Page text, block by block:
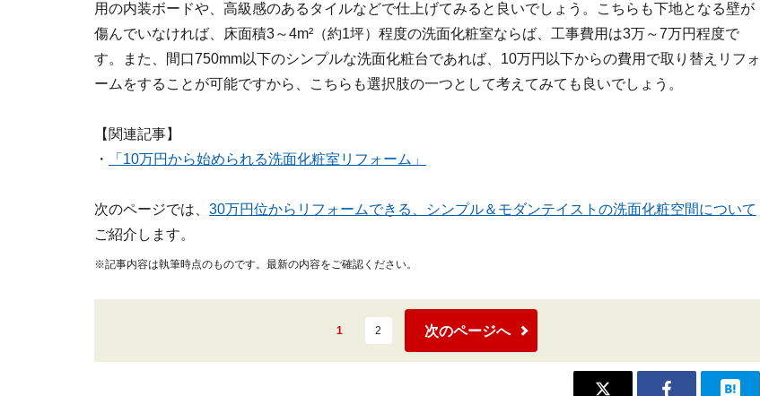
用の内装ボードや、高級感のあるタイルなどで仕上げてみると良いでしょう。こちらも下地となる壁が
傷んでいなければ、床面積3～4m²（約1坪）程度の洗面化粧室ならば、工事費用は3万～7万円程度で
す。また、間口750mm以下のシンプルな洗面化粧台であれば、10万円以下からの費用で取り替えリフォ
ームをすることが可能ですから、こちらも選択肢の一つとして考えてみても良いでしょう。
【関連記事】
・
「10万円から始められる洗面化粧室リフォーム」
次のページでは、 30万円位からリフォームできる、シンプル＆モダンテイストの洗面化粧空間について
ご紹介します。
※記事内容は執筆時点のものです。最新の内容をご確認ください。
1 2 次のページへ